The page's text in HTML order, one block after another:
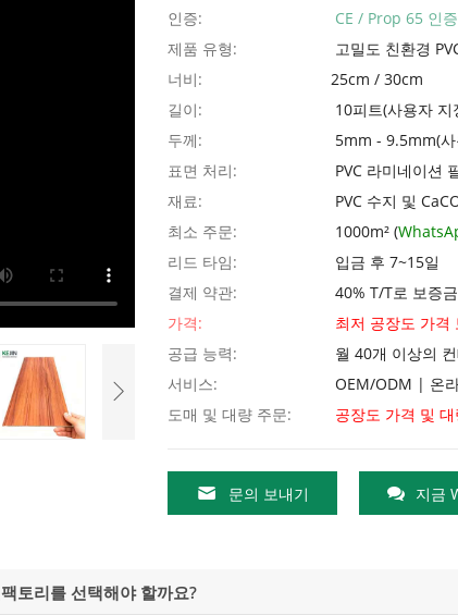
인증:
CE / Prop 65 인증
제품 유형:
고밀도 친환경
너비:
25cm / 30cm
길이:
10피트(사용자 지
두께:
5mm - 9.5mm(
표면 처리:
PVC 라미네이션
재료:
PVC 수지 및
최소 주문:
1000m² (
리드 타임:
입금 후 7~15일
결제 약관:
40% T/T로 보증
가격:
최저 공장도 가격
공급 능력:
월 40개 이상의
서비스:
OEM/ODM | 온
도매 및 대량 주문:
공장도 가격 및
문의 보내기 지금
토리를 선택해야 할까요?